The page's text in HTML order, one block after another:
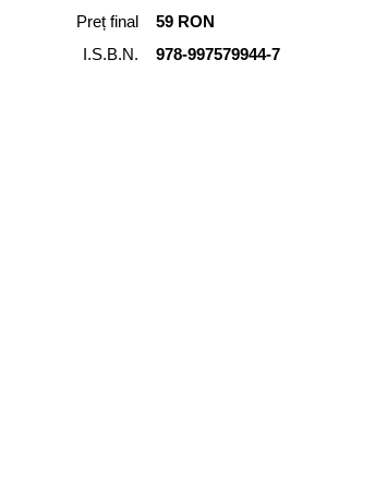
Preț final
59 RON
I.S.B.N.
978-997579944-7